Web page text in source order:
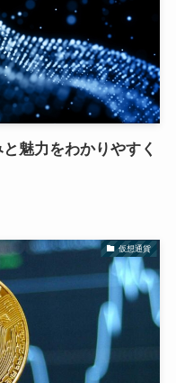
魅力をわかりやすく
仮想通貨